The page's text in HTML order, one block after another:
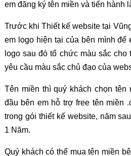
em đăng ký tên miền và tiến hành
Trước khi Thiết kế website tại
em logo hiện tại của bên mình để
logo sau đó tổ chức màu sắc cho
yêu cầu màu sắc chủ đạo của
Tên miền thì quý khách chọn tên
đầu bên em hỗ trợ free tên miền
trong gói thiết kế website, năm
1 Năm.
Quý khách có thể mua tên miền